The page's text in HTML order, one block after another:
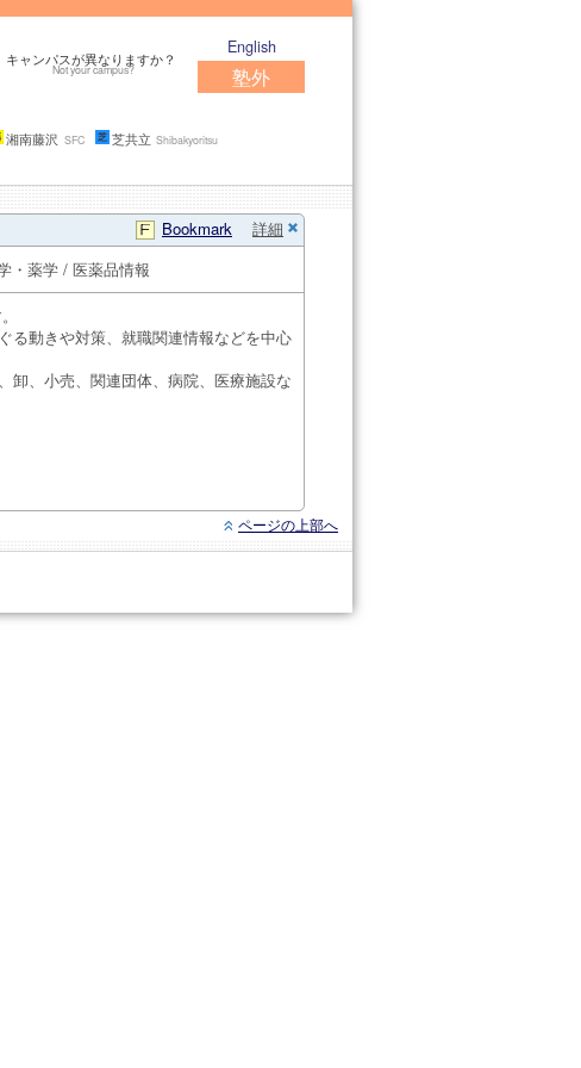
キャンパスが異なりますか？
Not your campus?
English
塾外
湘南藤沢 SFC 芝共立 Shibakyoritsu
Bookmark
詳細
・薬学 / 医薬品情報
る動きや対策、就職関連情報などを中心
卸、小売、関連団体、病院、医療施設な
ページの上部へ